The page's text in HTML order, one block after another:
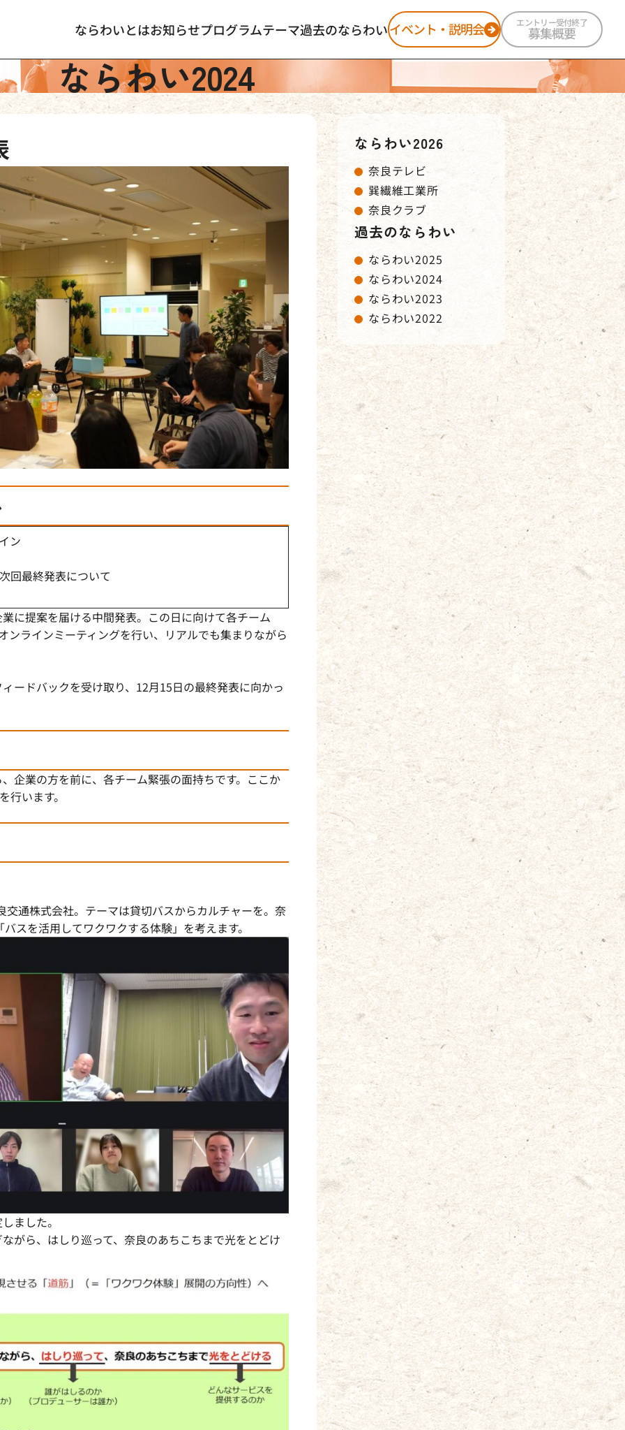
ならわいとはお知らせプログラムテーマ過去のならわい
ならわい2025
ならわい2023
ならわい2022
イベント・説明会 エントリー受付終了
募集概要
ならわい2024
ン
回最終発表について
に提案を届ける中間発表。この日に向けて各チーム
ンラインミーティングを行い、リアルでも集まりながら
ードバックを受け取り、12月15日の最終発表に向かっ
企業の方を前に、各チーム緊張の面持ちです。ここか
行います。
通株式会社。テーマは貸切バスからカルチャーを。奈
スを活用してワクワクする体験」を考えます。
ました。
がら、はしり巡って、奈良のあちこちまで光をとどけ
ならわい2026
奈良テレビ
巽繊維工業所
奈良クラブ
過去のならわい
ならわい2025
ならわい2024
ならわい2023
ならわい2022